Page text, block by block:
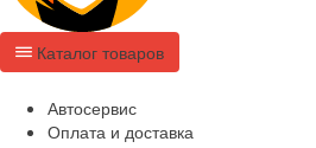
Каталог товаров
Автосервис
Оплата и доставка